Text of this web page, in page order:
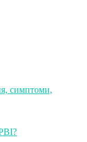
симптоми,